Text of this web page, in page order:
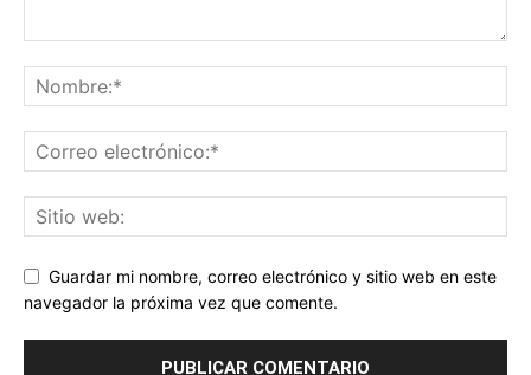
Guardar mi nombre, correo electrónico y sitio web en este
navegador la próxima vez que comente.